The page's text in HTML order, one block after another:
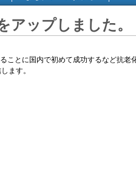
アップしました。
ことに国内で初めて成功するなど抗
ます。